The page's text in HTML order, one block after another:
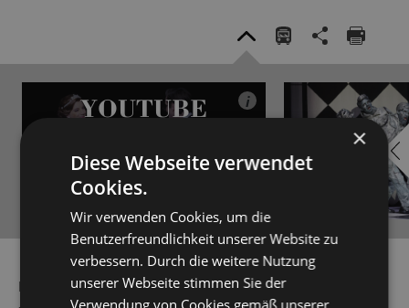
YOUTUBE
i
YouTube immer aktivieren
Das arme Blumenmädchen Eliza Doolittle wird durch ihren
×
Diese Webseite verwendet
Cookies.
Wir verwenden Cookies, um die
Benutzerfreundlichkeit unserer Website zu
verbessern. Durch die weitere Nutzung
unserer Webseite stimmen Sie der
Verwendung von Cookies gemäß unserer